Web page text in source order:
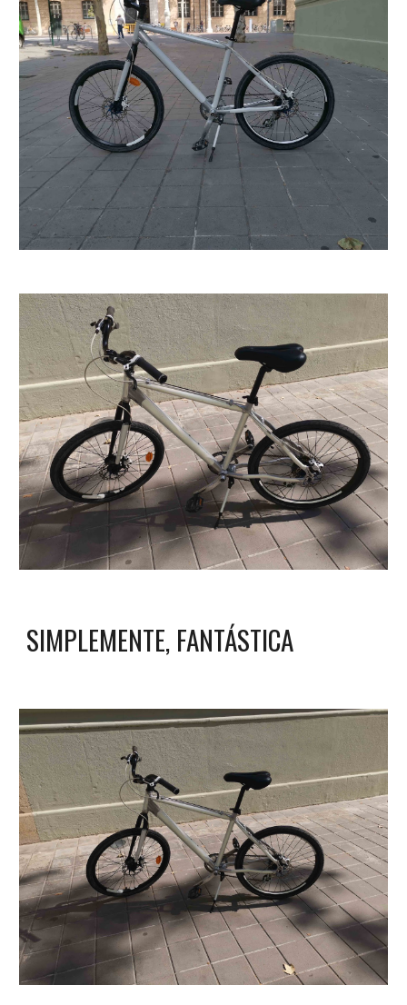
SIMPLEMENTE, FANTÁSTICA